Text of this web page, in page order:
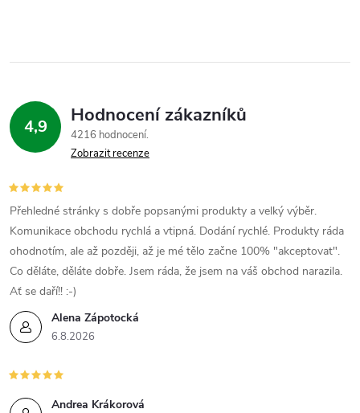
4,9 Hodnocení zákazníků
4216 hodnocení
Zobrazit recenze
Alena Zápotocká
6.8.2026
Přehledné stránky s dobře popsanými produkty a velký výběr.
Komunikace obchodu rychlá a vtipná. Dodání rychlé. Produkty ráda
ohodnotím, ale až později, až je mé tělo začne 100% "akceptovat".
Co děláte, děláte dobře. Jsem ráda, že jsem na váš obchod narazila.
Ať se daří!! :-)
Andrea Krákorová